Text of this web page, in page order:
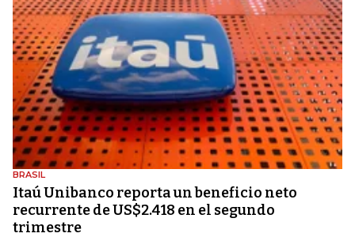
BRASIL
Itaú Unibanco reporta un beneficio neto
recurrente de US$2.418 en el segundo
trimestre